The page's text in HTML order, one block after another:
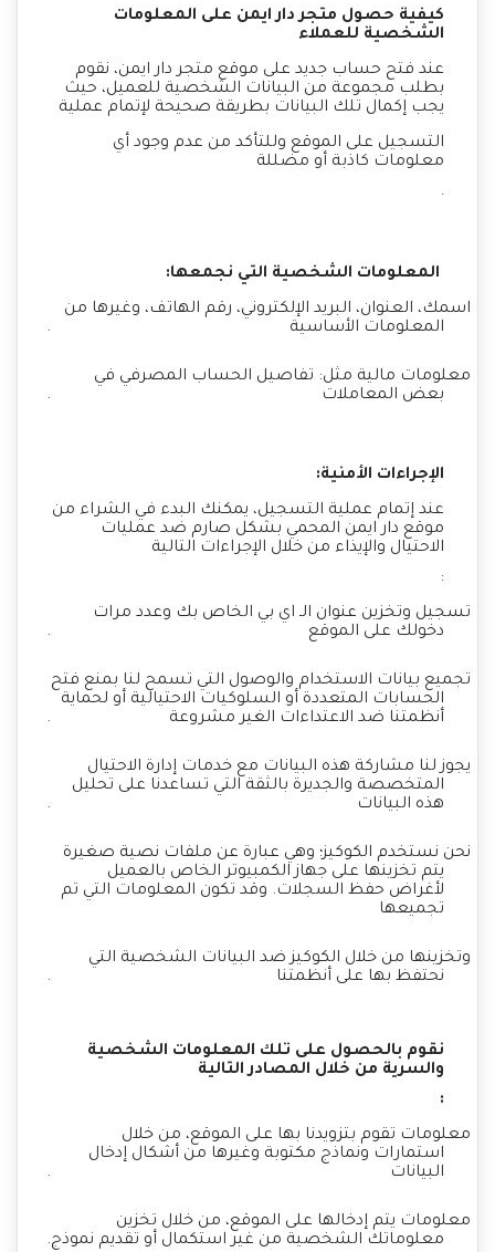
كيفية حصول متجر دار ايمن على المعلومات
الشخصية للعملاء
عند فتح حساب جديد على موقع متجر دار ايمن، نقوم
بطلب مجموعة من البيانات الشخصية للعميل، حيث
يجب إكمال تلك البيانات بطريقة صحيحة لإتمام عملية
التسجيل على الموقع وللتأكد من عدم وجود أي
معلومات كاذبة أو مضللة
.
المعلومات الشخصية التي نجمعها:
اسمك، العنوان، البريد الإلكتروني، رقم الهاتف، وغيرها من
المعلومات الأساسية
.
معلومات مالية مثل: تفاصيل الحساب المصرفي في
بعض المعاملات
.
الإجراءات الأمنية:
عند إتمام عملية التسجيل، يمكنك البدء في الشراء من
موقع دار ايمن المحمي بشكل صارم ضد عمليات
الاحتيال والإيذاء من خلال الإجراءات التالية
:
تسجيل وتخزين عنوان الـ اي بي الخاص بك وعدد مرات
دخولك على الموقع
.
تجميع بيانات الاستخدام والوصول التي تسمح لنا بمنع فتح
الحسابات المتعددة أو السلوكيات الاحتيالية أو لحماية
أنظمتنا ضد الاعتداءات الغير مشروعة
.
يجوز لنا مشاركة هذه البيانات مع خدمات إدارة الاحتيال
المتخصصة والجديرة بالثقة التي تساعدنا على تحليل
هذه البيانات
.
نحن نستخدم الكوكيز؛ وهي عبارة عن ملفات نصية صغيرة
يتم تخزينها على جهاز الكمبيوتر الخاص بالعميل
لأغراض حفظ السجلات. وقد تكون المعلومات التي تم
تجميعها
وتخزينها من خلال الكوكيز ضد البيانات الشخصية التي
نحتفظ بها على أنظمتنا
.
نقوم بالحصول على تلك المعلومات الشخصية
والسرية من خلال المصادر التالية
:
معلومات تقوم بتزويدنا بها على الموقع، من خلال
استمارات ونماذج مكتوبة وغيرها من أشكال إدخال
البيانات
.
معلومات يتم إدخالها على الموقع، من خلال تخزين
معلوماتك الشخصية من غير استكمال أو تقديم نموذج.